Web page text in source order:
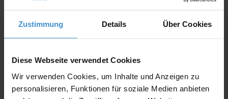
Zustimmung Details Über Cookies
Diese Webseite verwendet Cookies
Wir verwenden Cookies, um Inhalte und Anzeigen zu
personalisieren, Funktionen für soziale Medien anbieten
Individuelle Anfrage